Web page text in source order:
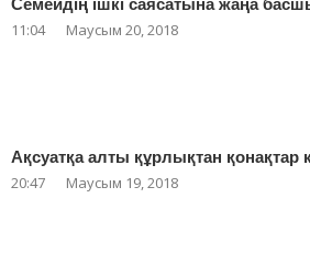
Семейдің ішкі саясатына жаңа
11:04 Маусым 20, 2018
Ақсуатқа алты құрлықтан қонақтар
20:47 Маусым 19, 2018